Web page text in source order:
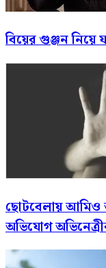
বিয়ের গুঞ্জন
ছোটবেলায় আমিও
অভিযোগ